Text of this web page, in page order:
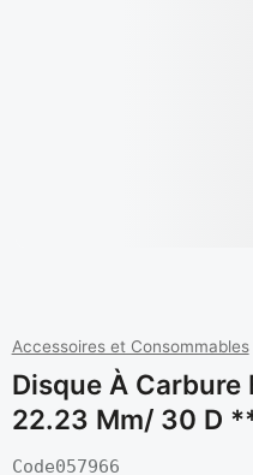
Accessoires et Consommables
Disque À Carbure
22.23 Mm/ 30 D
Code057966